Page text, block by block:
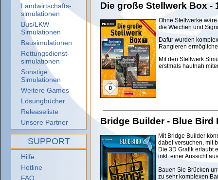
Landwirtschafts-
simulationen
Bus/LKW-
Simulationen
Bausimulationen
Rettungsdienst-
simulationen
Sonstige
Simulationen
Weitere Games
Lösungbücher
Releaseliste
Unsere Partner
SUPPORT
Hilfe
Hotline
FAQ
Die große Stellwerk Box -
Ohne Stellwerke
die Weichen und
Dafür wurden
Rangieren
Mit den Stellwerk
erstmals hautnah
Bridge Builder - Blue Bird
Mit Bridge Builder
dabei versuchen, mit
Die 3D Grafik erlaubt
inkl. einer Aussicht
Bauen Sie Brücken
zu sehr komplexen